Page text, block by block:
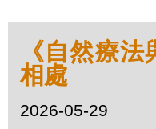
《自然療
相處
2026-05-29